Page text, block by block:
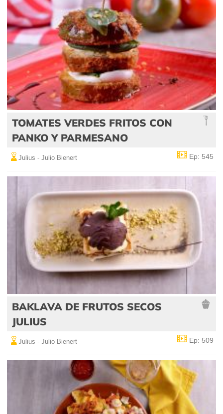
TOMATES VERDES FRITOS CON
PANKO Y PARMESANO
Julius - Julio Bienert Ep: 545
BAKLAVA DE FRUTOS SECOS
JULIUS
Julius - Julio Bienert Ep: 509